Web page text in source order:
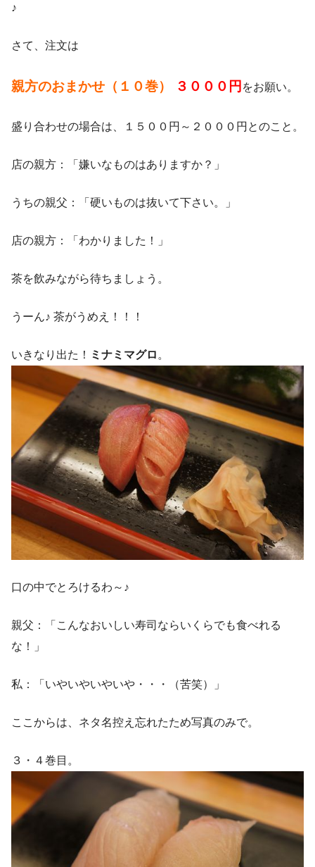
♪
さて、注文は
親方のおまかせ（１０巻） ３０００円 をお願い。
盛り合わせの場合は、１５００円～２０００円とのこと。
店の親方：「嫌いなものはありますか？」
うちの親父：「硬いものは抜いて下さい。」
店の親方：「わかりました！」
茶を飲みながら待ちましょう。
うーん♪ 茶がうめえ！！！
いきなり出た！ ミナミマグロ 。
口の中でとろけるわ～♪
親父：「こんなおいしい寿司ならいくらでも食べれる
な！」
私：「いやいやいやいや・・・（苦笑）」
ここからは、ネタ名控え忘れたため写真のみで。
３・４巻目。